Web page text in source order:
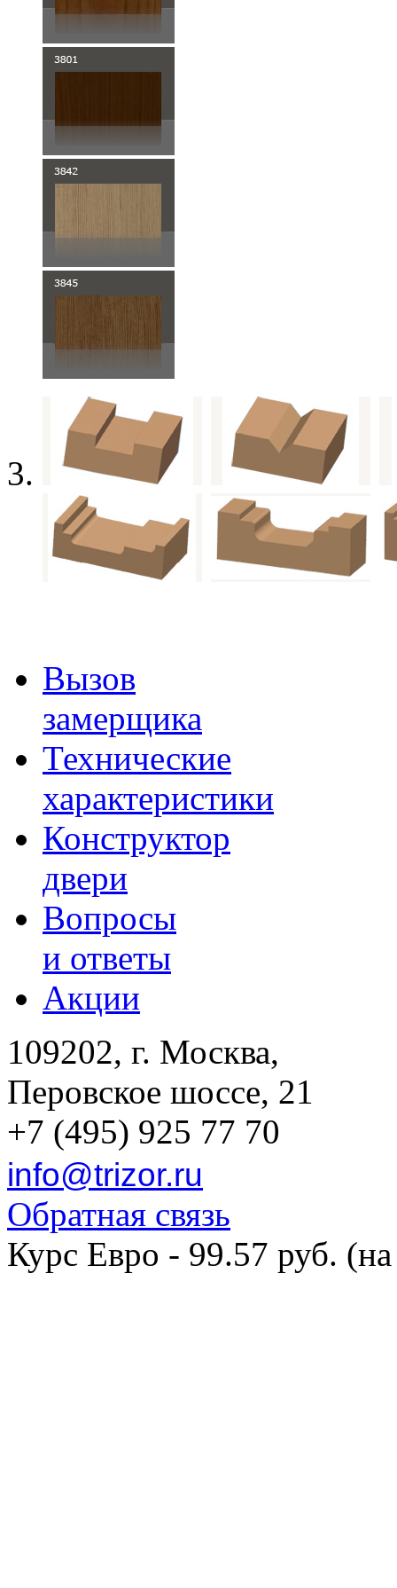
Вызов
замерщика
Технические
характеристики
Конструктор
двери
Вопросы
и ответы
Акции
109202, г. Москва,
Перовское шоссе, 21
+7 (495) 925 77 70
info@trizor.ru
Обратная связь
Курс Евро - 99.57 руб.